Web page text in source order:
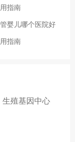
指南
婴儿哪个医院好
指南
殖基因中心